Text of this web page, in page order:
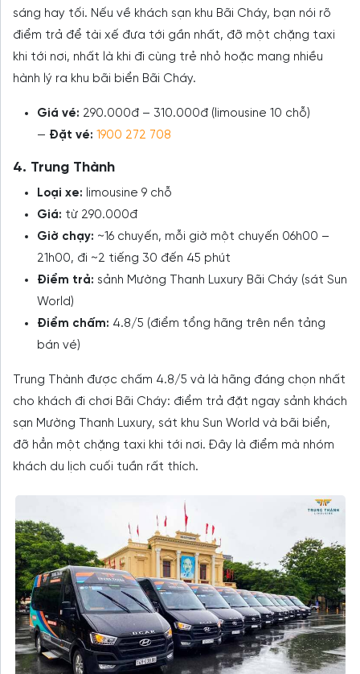
sáng hay tối. Nếu về khách sạn khu Bãi Cháy, bạn nói rõ
điểm trả để tài xế đưa tới gần nhất, đỡ một chặng taxi
khi tới nơi, nhất là khi đi cùng trẻ nhỏ hoặc mang nhiều
hành lý ra khu bãi biển Bãi Cháy.
Giá vé: 290.000đ – 310.000đ (limousine 10 chỗ)
— Đặt vé: 1900 272 708
4. Trung Thành
Loại xe: limousine 9 chỗ
Giá: từ 290.000đ
Giờ chạy: ~16 chuyến, mỗi giờ một chuyến 06h00 –
21h00, đi ~2 tiếng 30 đến 45 phút
Điểm trả: sảnh Mường Thanh Luxury Bãi Cháy (sát Sun
World)
Điểm chấm: 4.8/5 (điểm tổng hãng trên nền tảng
bán vé)
Trung Thành được chấm 4.8/5 và là hãng đáng chọn nhất
cho khách đi chơi Bãi Cháy: điểm trả đặt ngay sảnh khách
sạn Mường Thanh Luxury, sát khu Sun World và bãi biển,
đỡ hẳn một chặng taxi khi tới nơi. Đây là điểm mà nhóm
khách du lịch cuối tuần rất thích.